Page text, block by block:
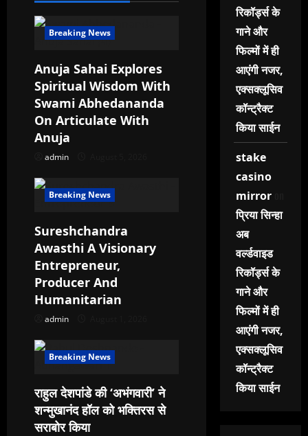
g
a
t
i
o
n
Breaking News
Anuja Sahai Explores
Spiritual Wisdom With
Swami Abhedananda
On Articulate With
Anuja
admin
Breaking News
Sureshchandra
Awasthi A Visionary
Entrepreneur,
Producer And
Humanitarian
admin
Breaking News
राहुल देशपांडे की ‘अभंगवारी’ ने
शन्मुखानंद हॉल को भक्तिरस से
सराबोर किया
रिकॉर्ड्स के
गाने और
फिल्मों में ही
आएंगी नजर,
एक्सक्लूसिव
कॉन्ट्रैक्ट
किया साईन
stake
casino
mirroron
प्रिया सिन्हा
अब
वर्ल्डवाइड
रिकॉर्ड्स के
गाने और
फिल्मों में ही
आएंगी नजर,
एक्सक्लूसिव
कॉन्ट्रैक्ट
किया साईन